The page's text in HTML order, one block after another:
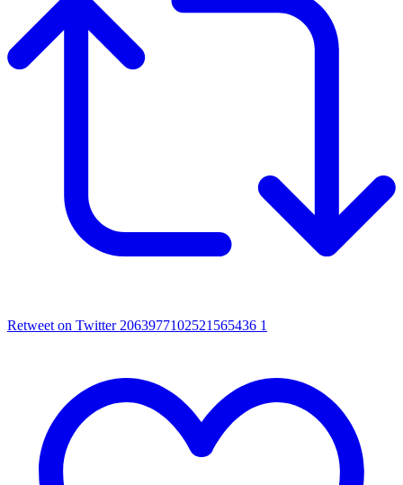
Retweet on Twitter 2063977102521565436 1